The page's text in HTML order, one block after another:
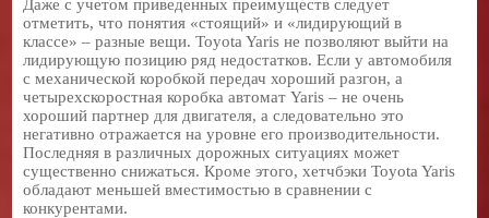
Даже с учетом приведенных преимуществ следует
отметить, что понятия «стоящий» и «лидирующий в
классе» – разные вещи. Toyota Yaris не позволяют выйти на
лидирующую позицию ряд недостатков. Если у автомобиля
с механической коробкой передач хороший разгон, а
четырехскоростная коробка автомат Yaris – не очень
хороший партнер для двигателя, а следовательно это
негативно отражается на уровне его производительности.
Последняя в различных дорожных ситуациях может
существенно снижаться. Кроме этого, хетчбэки Toyota Yaris
обладают меньшей вместимостью в сравнении с
конкурентами.